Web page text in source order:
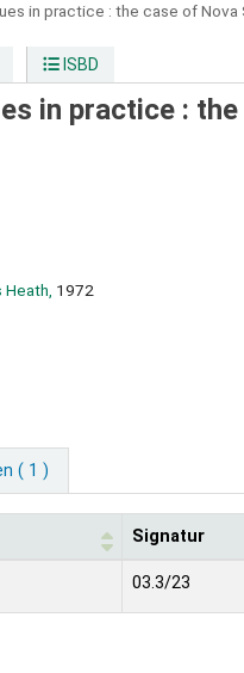
in practice : the case of Nova
ISBD
in practice :
1972
( 1 )
Signatur
03.3/23